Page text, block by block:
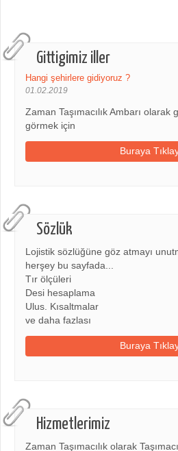
Gittigimiz iller
Hangi şehirlere gidiyoruz ?
01.02.2019
Zaman Taşımacılık Ambarı olarak
görmek için
Buraya
Sözlük
Lojistik sözlüğüne göz atmayı
herşey bu sayfada...
Tır ölçüleri
Desi hesaplama
Ulus. Kısaltmalar
ve daha fazlası
Buraya
Hizmetlerimiz
Zaman Taşımacılık olarak